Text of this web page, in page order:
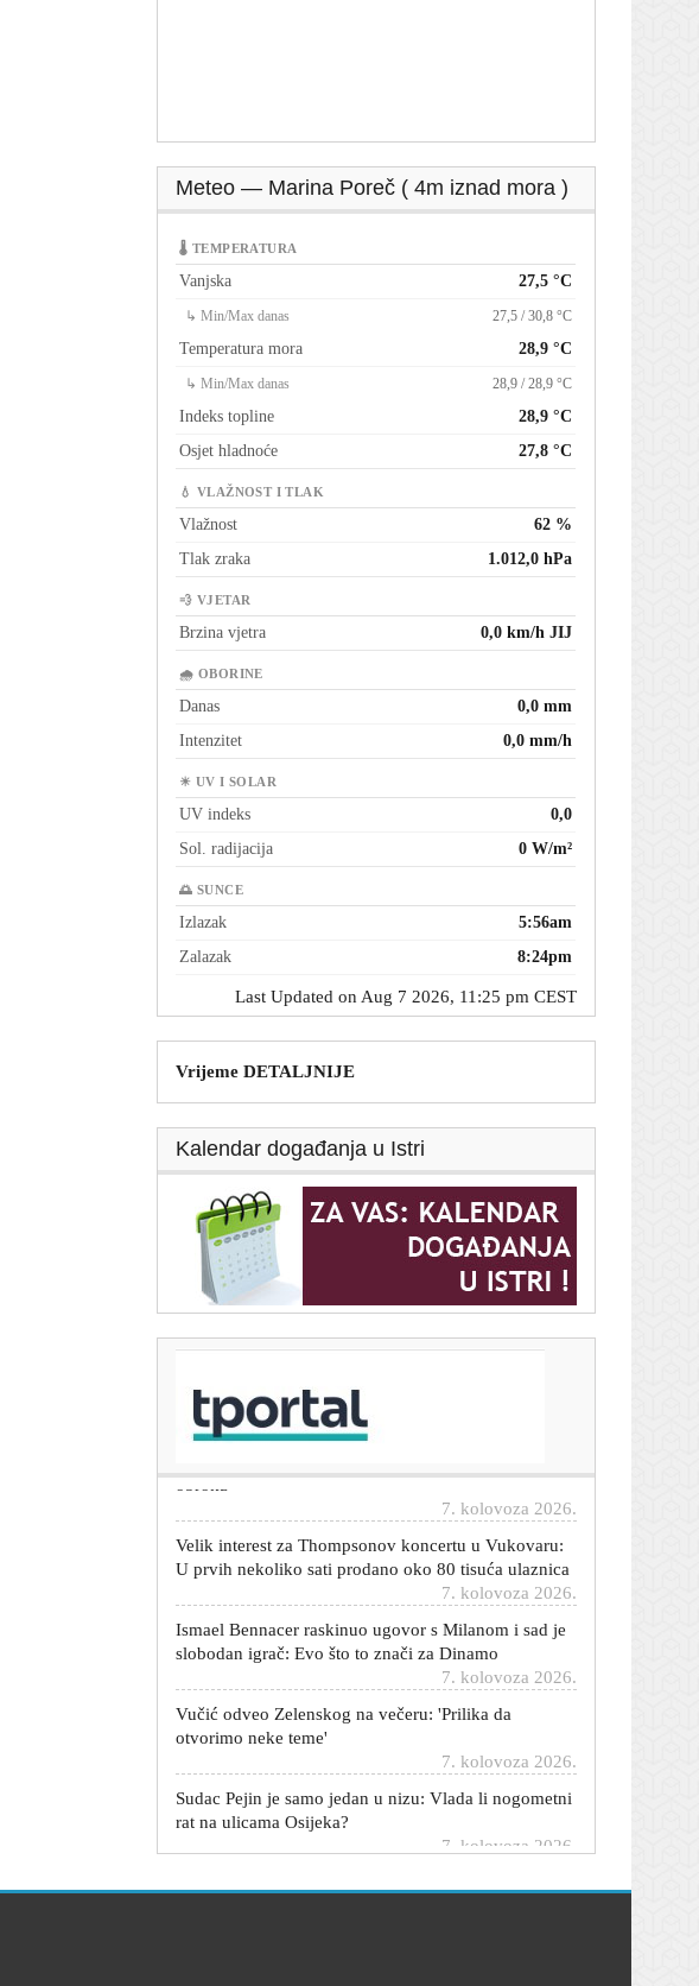
Meteo — Marina Poreč ( 4m iznad mora )
🌡 TEMPERATURA
Vanjska 27,5 °C
↳ Min/Max danas 27,5 / 30,8 °C
Temperatura mora 28,9 °C
↳ Min/Max danas 28,9 / 28,9 °C
Indeks topline
28,9 °C
Osjet hladnoće
27,8 °C
💧 VLAŽNOST I TLAK
Vlažnost
62 %
Tlak zraka
1.012,0 hPa
💨 VJETAR
Brzina vjetra 0,0 km/h JIJ
🌧 OBORINE
Danas
0,0 mm
Intenzitet
0,0 mm/h
☀ UV I SOLAR
UV indeks
0,0
Sol. radijacija
0 W/m²
🌅 SUNCE
Izlazak
5:56am
Zalazak
8:24pm
Last Updated on Aug 7 2026, 11:25 pm CEST
Vrijeme DETALJNIJE
Kalendar događanja u Istri
Sindrom 'samo da malo prilegnem': Najgore stvari
koje možete napraviti vlastitom želucu nakon obilnog
7. kolovoza 2026.
Velik interest za Thompsonov koncertu u Vukovaru:
U prvih nekoliko sati prodano oko 80 tisuća ulaznica
7. kolovoza 2026.
Ismael Bennacer raskinuo ugovor s Milanom i sad je
slobodan igrač: Evo što to znači za Dinamo
7. kolovoza 2026.
Vučić odveo Zelenskog na večeru: 'Prilika da
otvorimo neke teme'
Sudac Pejin je samo jedan u nizu: Vlada li nogometni
rat na ulicama Osijeka?
Inspektorat našao ilegalnu pršutanu: Evo što će biti s
7. kolovoza 2026.